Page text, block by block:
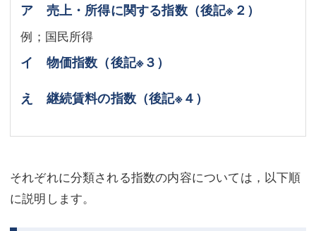
ア 売上・所得に関する指数（後記※２）
例；国民所得
イ 物価指数（後記※３）
え 継続賃料の指数（後記※４）
それぞれに分類される指数の内容については，以下順
に説明します。